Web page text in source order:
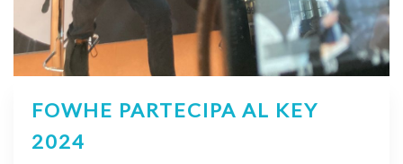
FOWHE PARTECIPA AL KEY
2024